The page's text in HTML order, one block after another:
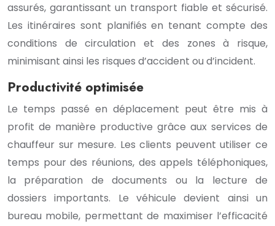
assurés, garantissant un transport fiable et sécurisé.
Les itinéraires sont planifiés en tenant compte des
conditions de circulation et des zones à risque,
minimisant ainsi les risques d’accident ou d’incident.
Productivité optimisée
Le temps passé en déplacement peut être mis à
profit de manière productive grâce aux services de
chauffeur sur mesure. Les clients peuvent utiliser ce
temps pour des réunions, des appels téléphoniques,
la préparation de documents ou la lecture de
dossiers importants. Le véhicule devient ainsi un
bureau mobile, permettant de maximiser l’efficacité